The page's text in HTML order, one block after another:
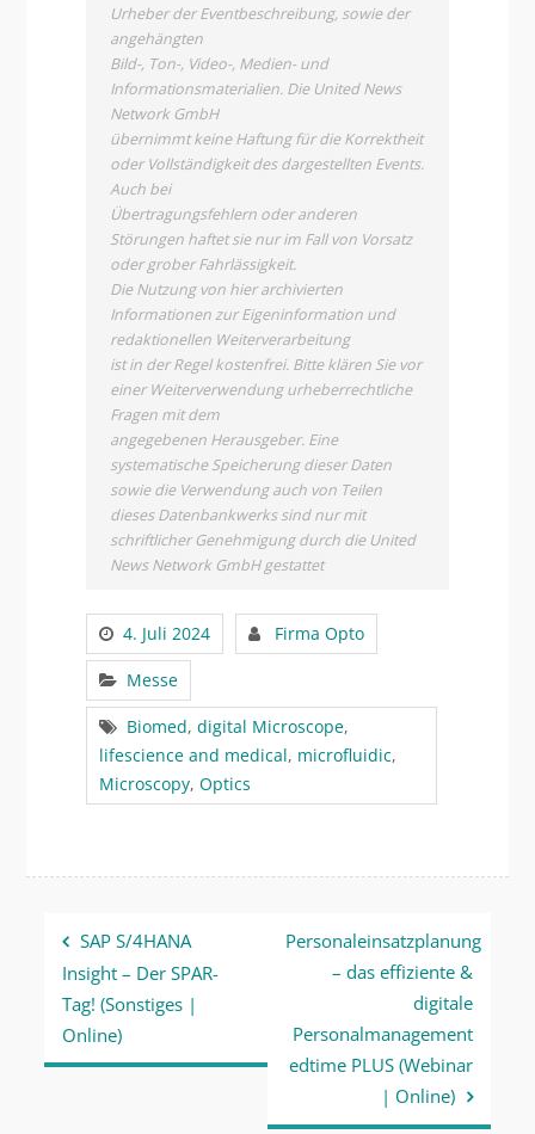
Urheber der Eventbeschreibung, sowie der
angehängten
Bild-, Ton-, Video-, Medien- und
Informationsmaterialien. Die United News
Network GmbH
übernimmt keine Haftung für die Korrektheit
oder Vollständigkeit des dargestellten Events.
Auch bei
Übertragungsfehlern oder anderen
Störungen haftet sie nur im Fall von Vorsatz
oder grober Fahrlässigkeit.
Die Nutzung von hier archivierten
Informationen zur Eigeninformation und
redaktionellen Weiterverarbeitung
ist in der Regel kostenfrei. Bitte klären Sie vor
einer Weiterverwendung urheberrechtliche
Fragen mit dem
angegebenen Herausgeber. Eine
systematische Speicherung dieser Daten
sowie die Verwendung auch von Teilen
dieses Datenbankwerks sind nur mit
schriftlicher Genehmigung durch die United
News Network GmbH gestattet
4. Juli 2024 Firma Opto
Messe
Biomed, digital Microscope,
lifescience and medical, microfluidic,
Microscopy, Optics
Beitragsnavigation
SAP S/4HANA
Insight – Der SPAR-
Tag! (Sonstiges |
Online)
Personaleinsatzplanung
– das effiziente &
digitale
Personalmanagement
edtime PLUS (Webinar
| Online)